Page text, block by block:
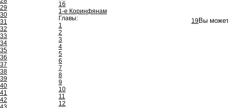
29
30
31
32
33
34
35
36
37
38
39
40
41
42
16
1-е Коринфянам
Главы:
1
2
3
4
5
6
7
8
9
10
11
12
19Вы